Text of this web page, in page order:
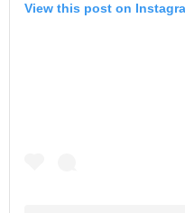
View this post on